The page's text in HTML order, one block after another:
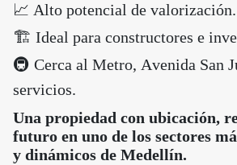
📈 Alto potencial de valorización.
🏗 Ideal para constructores e
🚇 Cerca al Metro, Avenida San
servicios.
Una propiedad con ubicación,
futuro en uno de los sectores
y dinámicos de Medellín.